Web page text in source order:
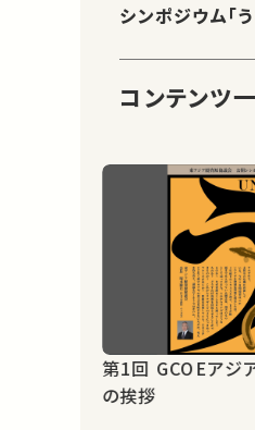
シンポジウム「
コンテンツ
第1回 GCOEアジア保全生態学から
の挨拶